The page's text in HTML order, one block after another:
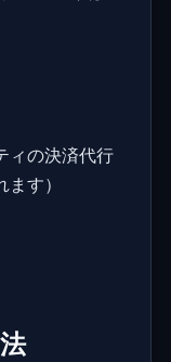
ィの決済代行
す）